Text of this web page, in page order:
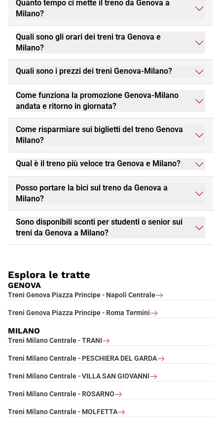
Quanto tempo ci mette il treno da Genova a
Milano?
Quali sono gli orari dei treni tra Genova e
Milano?
Quali sono i prezzi dei treni Genova-Milano?
Come funziona la promozione Genova-Milano
andata e ritorno in giornata?
Come risparmiare sui biglietti del treno Genova
Milano?
Qual è il treno più veloce tra Genova e Milano?
Posso portare la bici sul treno da Genova a
Milano?
Sono disponibili sconti per studenti o senior sui
treni da Genova a Milano?
Esplora le tratte
GENOVA
Treni Genova Piazza Principe - Napoli Centrale
Treni Genova Piazza Principe - Roma Termini
MILANO
Treni Milano Centrale - TRANI
Treni Milano Centrale - PESCHIERA DEL GARDA
Treni Milano Centrale - VILLA SAN GIOVANNI
Treni Milano Centrale - ROSARNO
Treni Milano Centrale - MOLFETTA